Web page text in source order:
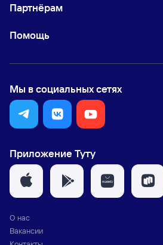
Партнёрам
Помощь
Мы в социальных сетях
Приложение Туту
О нас
Вакансии